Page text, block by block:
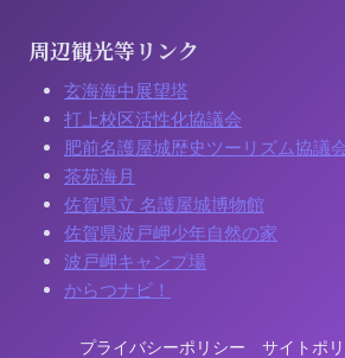
周辺観光等リンク
玄海海中展望塔
打上校区活性化協議会
肥前名護屋城歴史ツーリズム協議
茶苑海月
佐賀県立 名護屋城博物館
佐賀県波戸岬少年自然の家
波戸岬キャンプ場
からつナビ！
プライバシーポリシー サイトポ